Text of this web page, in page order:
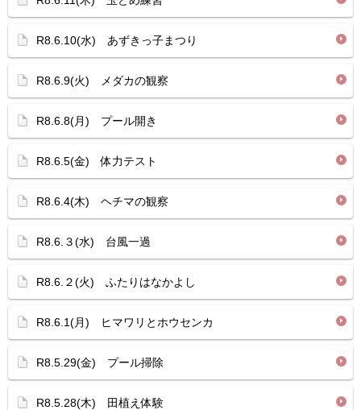
R8.6.10(水) あずきっ子まつり
R8.6.9(火) メダカの観察
R8.6.8(月) プール開き
R8.6.5(金) 体力テスト
R8.6.4(木) ヘチマの観察
R8.6.３(水) 台風一過
R8.6.２(火) ふたりはなかよし
R8.6.1(月) ヒマワリとホウセンカ
R8.5.29(金) プール掃除
R8.5.28(木) 田植え体験